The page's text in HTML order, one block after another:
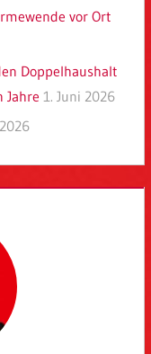
vor Ort
Doppelhaushalt
Jahre 1. Juni 2026